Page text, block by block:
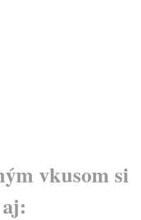
vkusom si